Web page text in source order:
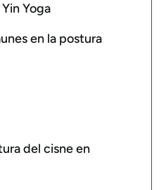
Yoga
en la postura
del cisne en